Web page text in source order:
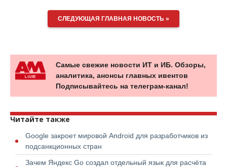
СЛЕДУЮЩАЯ ГЛАВНАЯ НОВОСТЬ »
Самые свежие новости ИТ и ИБ. Обзоры,
аналитика, анонсы главных ивентов
Подписывайтесь на телеграм-канал!
Читайте также
Google закроет мировой Android для разработчиков из
подсанкционных стран
Зачем Яндекс Go создал отдельный язык для расчёта